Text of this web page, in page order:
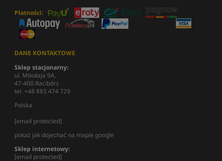
Płatności:
DANE KONTAKTOWE
Sklep stacjonarny:
ul. Mikołaja 9A,
47-400 Racibórz
tel. +48 883 474 729
Polska
[email protected]
pokaż jak dojechać na mapie google
Sklep internetowy:
[email protected]